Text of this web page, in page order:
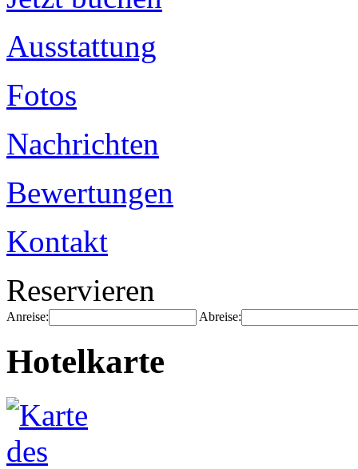
Ausstattung
Fotos
Nachrichten
Bewertungen
Kontakt
Reservieren
Anreise: Abreise:
Hotelkarte